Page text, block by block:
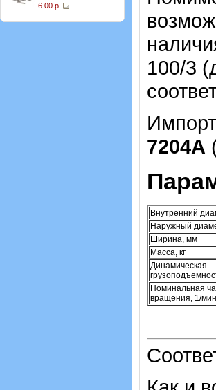
6.00 р.
100/3
7204А
Внутренний
Наружный
Ширина, мм
Масса, кг
Динамическая
Номинальная
вращения, 1/мин